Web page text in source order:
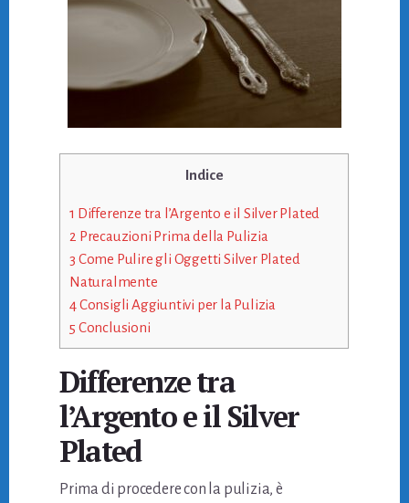
Indice
1 Differenze tra l’Argento e il Silver Plated
2 Precauzioni Prima della Pulizia
3 Come Pulire gli Oggetti Silver Plated
Naturalmente
4Consigli Aggiuntivi per la Pulizia
5 Conclusioni
Differenze tra
l’Argento e il Silver
Plated
Prima di procedere con la pulizia, è